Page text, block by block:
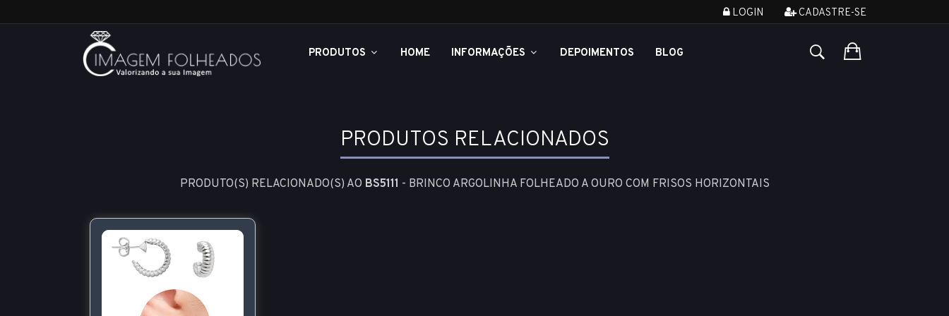
LOGIN CADASTRE-SE
PRODUTOS HOME INFORMAÇÕES DEPOIMENTOS BLOG
PRODUTOS RELACIONADOS
PRODUTO(S) RELACIONADO(S) AO BS5111 - BRINCO ARGOLINHA FOLHEADO A OURO COM FRISOS HORIZONTAIS